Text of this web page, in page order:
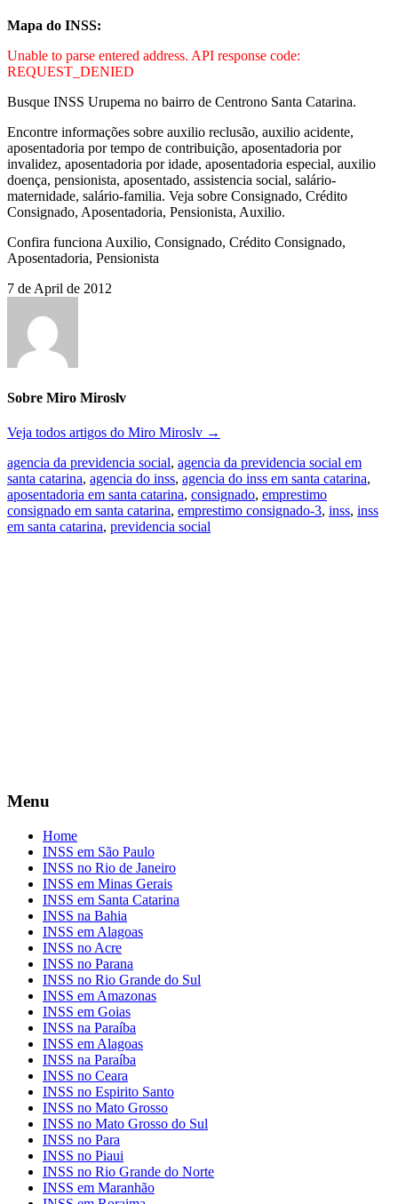
Mapa do INSS:
Unable to parse entered address. API response code:
REQUEST_DENIED
Busque INSS Urupema no bairro de Centrono Santa Catarina.
Encontre informações sobre auxilio reclusão, auxilio acidente,
aposentadoria por tempo de contribuição, aposentadoria por
invalidez, aposentadoria por idade, aposentadoria especial, auxilio
doença, pensionista, aposentado, assistencia social, salário-
maternidade, salário-familia. Veja sobre Consignado, Crédito
Consignado, Aposentadoria, Pensionista, Auxilio.
Confira funciona Auxilio, Consignado, Crédito Consignado,
Aposentadoria, Pensionista
7 de April de 2012
Sobre Miro Miroslv
Veja todos artigos do Miro Miroslv →
agencia da previdencia social, agencia da previdencia social em
santa catarina, agencia do inss, agencia do inss em santa catarina,
aposentadoria em santa catarina, consignado, emprestimo
consignado em santa catarina, emprestimo consignado-3, inss, inss
em santa catarina, previdencia social
Menu
Home
INSS em São Paulo
INSS no Rio de Janeiro
INSS em Minas Gerais
INSS em Santa Catarina
INSS na Bahia
INSS em Alagoas
INSS no Acre
INSS no Parana
INSS no Rio Grande do Sul
INSS em Amazonas
INSS em Goias
INSS na Paraíba
INSS em Alagoas
INSS na Paraíba
INSS no Ceara
INSS no Espirito Santo
INSS no Mato Grosso
INSS no Mato Grosso do Sul
INSS no Para
INSS no Piaui
INSS no Rio Grande do Norte
INSS em Maranhão